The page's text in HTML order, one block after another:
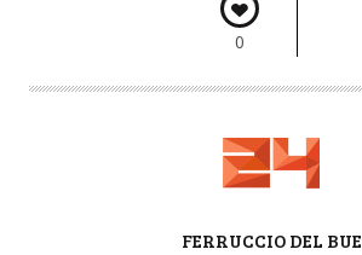
0
FERRUCCIO DEL BUE